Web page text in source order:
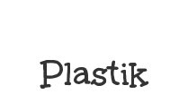
Plastik